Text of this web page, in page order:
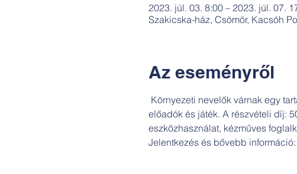
2023. júl. 03. 8:00 – 2023. júl. 07.
Szakicska-ház, Csömör, Kacsóh
Az eseményről
Környezeti nevelők várnak egy
előadók és játék. A részvételi díj:
eszközhasználat, kézműves
Jelentkezés és bővebb